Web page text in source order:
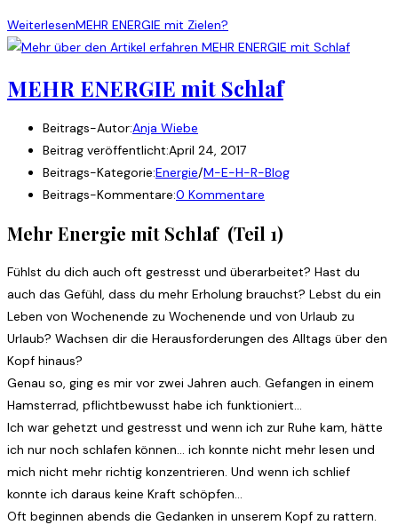
WeiterlesenMEHR ENERGIE mit Zielen?
MEHR ENERGIE mit Schlaf
Beitrags-Autor:Anja Wiebe
Beitrag veröffentlicht:April 24, 2017
Beitrags-Kategorie:Energie/M-E-H-R-Blog
Beitrags-Kommentare:0 Kommentare
Mehr Energie mit Schlaf (Teil 1)
Fühlst du dich auch oft gestresst und überarbeitet? Hast du
auch das Gefühl, dass du mehr Erholung brauchst? Lebst du ein
Leben von Wochenende zu Wochenende und von Urlaub zu
Urlaub? Wachsen dir die Herausforderungen des Alltags über den
Kopf hinaus?
Genau so, ging es mir vor zwei Jahren auch. Gefangen in einem
Hamsterrad, pflichtbewusst habe ich funktioniert…
Ich war gehetzt und gestresst und wenn ich zur Ruhe kam, hätte
ich nur noch schlafen können… ich konnte nicht mehr lesen und
mich nicht mehr richtig konzentrieren. Und wenn ich schlief
konnte ich daraus keine Kraft schöpfen…
Oft beginnen abends die Gedanken in unserem Kopf zu rattern.